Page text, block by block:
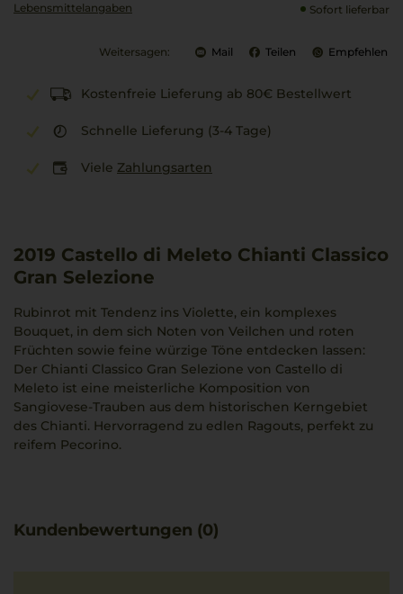
Lebensmittel­angaben Sofort lieferbar
Weitersagen: Mail Teilen Empfehlen
Kostenfreie Lieferung ab 80€ Bestellwert
Schnelle Lieferung (3-4 Tage)
Viele Zahlungsarten
2019 Castello di Meleto Chianti Classico
Gran Selezione
Rubinrot mit Tendenz ins Violette, ein komplexes
Bouquet, in dem sich Noten von Veilchen und roten
Früchten sowie feine würzige Töne entdecken lassen:
Der Chianti Classico Gran Selezione von Castello di
Meleto ist eine meisterliche Komposition von
Sangiovese-Trauben aus dem historischen Kerngebiet
des Chianti. Hervorragend zu edlen Ragouts, perfekt zu
reifem Pecorino.
Kundenbewertungen (0)